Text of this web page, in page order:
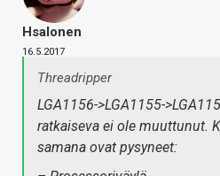
Hsalonen
16.5.2017
Threadripper
LGA1156->LGA1155-
ratkaiseva ei ole muuttunut.
samana ovat pysyneet: